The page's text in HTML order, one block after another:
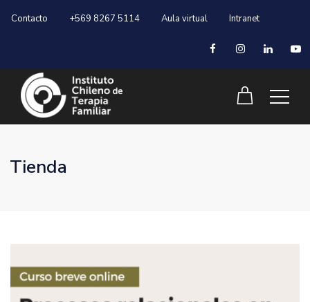
Contacto +569 8267 5114 Aula virtual Intranet
Tienda